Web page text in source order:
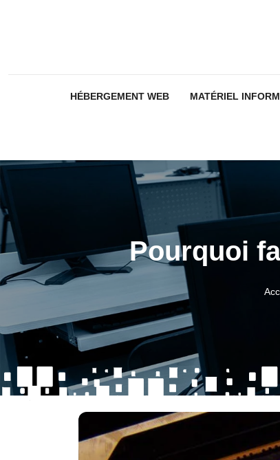
HÉBERGEMENT WEB MATÉRIEL
Pourquoi